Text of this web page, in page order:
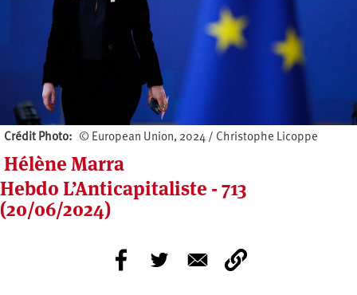
Crédit Photo © European Union, 2024 / Christophe Licoppe
Hélène Marra
Hebdo L’Anticapitaliste - 713
(20/06/2024)